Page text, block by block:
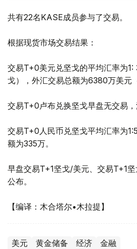
共有22名KASE成员参与了交易。
根据现货市场交易结果：
交易T+0美元兑坚戈的平均汇率为
戈），外汇交易总额为6380万美元
交易T+0卢布兑换坚戈早盘无交易，
交易T+0人民币兑坚戈平均汇率为
额为335万。
早盘交易T+1坚戈/美元、交易T+1
公布。
【编译：木合塔尔•木拉提】
美元 黄金储备 经济 金融